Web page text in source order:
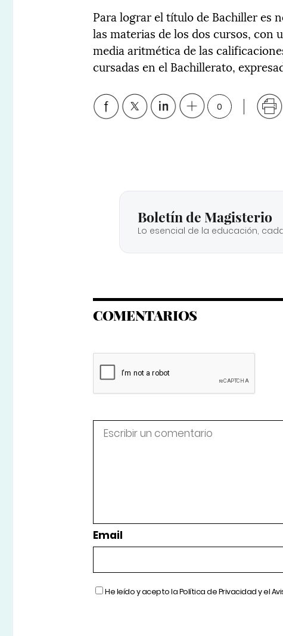
Para lograr el título de Bachiller es
las materias de los dos cursos,
media aritmética de las
cursadas en el Bachillerato,
0
Boletín de Magisterio
Lo esencial de la educación,
COMENTARIOS
Email
He leído y acepto laPolítica de Privacidady el